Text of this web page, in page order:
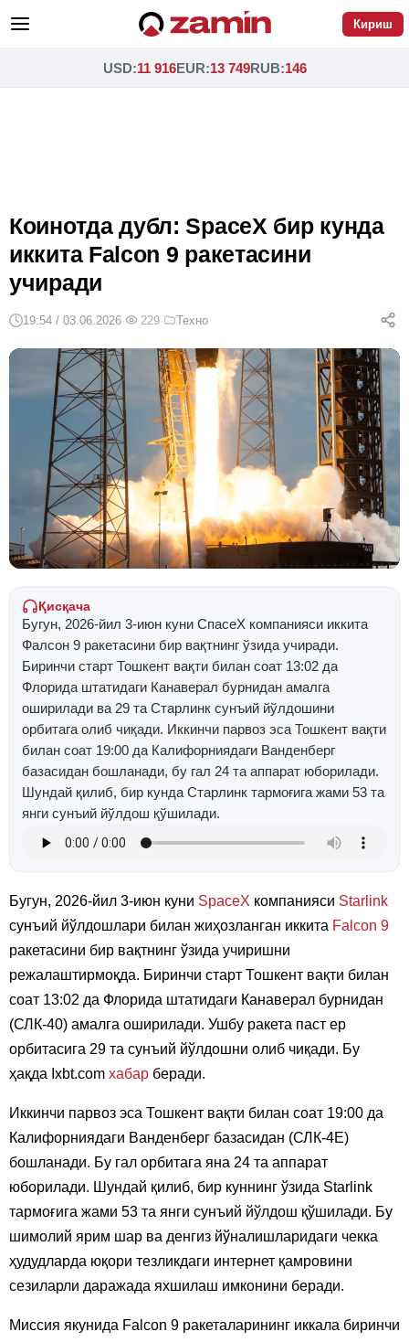
Кириш
USD:11 916EUR:13 749RUB:146
Коинотда дубл: SpaceX бир кунда
иккита Falcon 9 ракетасини
учиради
19:54 / 03.06.2026· 229· Техно
Қисқача
Бугун, 2026-йил 3-июн куни СпаcеХ компанияси иккита
Фалcон 9 ракетасини бир вақтнинг ўзида учиради.
Биринчи старт Тошкент вақти билан соат 13:02 да
Флорида штатидаги Канаверал бурнидан амалга
оширилади ва 29 та Старлинк сунъий йўлдошини
орбитага олиб чиқади. Иккинчи парвоз эса Тошкент вақти
билан соат 19:00 да Калифорниядаги Ванденберг
базасидан бошланади, бу гал 24 та аппарат юборилади.
Шундай қилиб, бир кунда Старлинк тармоғига жами 53 та
янги сунъий йўлдош қўшилади.
Бугун, 2026-йил 3-июн куни SpaceX компанияси Starlink
сунъий йўлдошлари билан жиҳозланган иккита Falcon 9
ракетасини бир вақтнинг ўзида учиришни
режалаштирмоқда. Биринчи старт Тошкент вақти билан
соат 13:02 да Флорида штатидаги Канаверал бурнидан
(СЛК-40) амалга оширилади. Ушбу ракета паст ер
орбитасига 29 та сунъий йўлдошни олиб чиқади. Бу
ҳақда Ixbt.com хабар беради.
Иккинчи парвоз эса Тошкент вақти билан соат 19:00 да
Калифорниядаги Ванденберг базасидан (СЛК-4E)
бошланади. Бу гал орбитага яна 24 та аппарат
юборилади. Шундай қилиб, бир куннинг ўзида Starlink
тармоғига жами 53 та янги сунъий йўлдош қўшилади. Бу
шимолий ярим шар ва денгиз йўналишларидаги чекка
ҳудудларда юқори тезликдаги интернет қамровини
сезиларли даражада яхшилаш имконини беради.
Миссия якунида Falcon 9 ракеталарининг иккала биринчи